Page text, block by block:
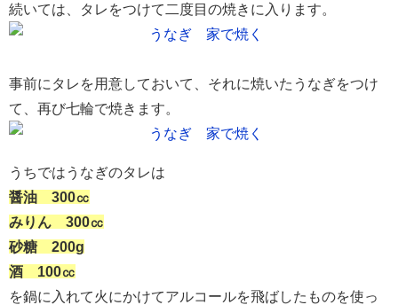
続いては、タレをつけて二度目の焼きに入ります。
事前にタレを用意しておいて、それに焼いたうなぎをつけ
て、再び七輪で焼きます。
うちではうなぎのタレは
醤油 300㏄
みりん 300㏄
砂糖 200g
酒 100㏄
を鍋に入れて火にかけてアルコールを飛ばしたものを使っ